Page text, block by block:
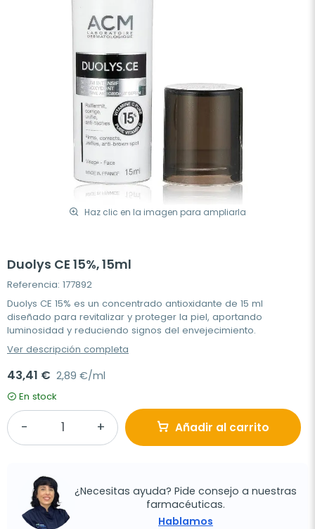
Haz clic en la imagen para ampliarla
Duolys CE 15%, 15ml
Referencia: 177892
Duolys CE 15% es un concentrado antioxidante de 15 ml
diseñado para revitalizar y proteger la piel, aportando
luminosidad y reduciendo signos del envejecimiento.
Ver descripción completa
43,41 € 2,89 €/ml
En stock
Añadir al carrito
¿Necesitas ayuda? Pide consejo a nuestras
farmacéuticas.
Hablamos